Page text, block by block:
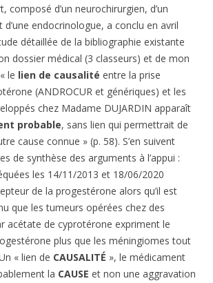
composé d’un neurochirurgien, d’un
endocrinologue, a conclu en avril
détaillée de la bibliographie existante
dossier médical (3 classeurs) et de mon
le lien de causalité entre la prise
(ANDROCUR et génériques) et les
chez Madame DUJARDIN apparaît
probable, sans lien qui permettrait de
cause connue » (p. 58). S’en suivent
de synthèse des arguments à l’appui :
les 14/11/2013 et 18/06/2020
de la progestérone alors qu’il est
que les tumeurs opérées chez des
acétate de cyprotérone expriment le
plus que les méningiomes tout
« lien de CAUSALITÉ », le médicament
la CAUSE et non une aggravation